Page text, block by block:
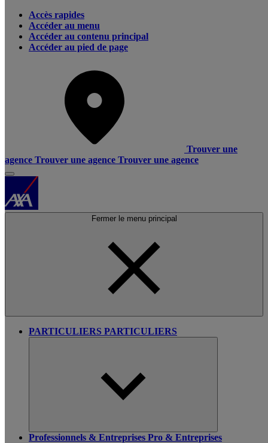
Accès rapides
Accéder au menu
Accéder au contenu principal
Accéder au pied de page
Trouver une
agence Trouver une agence Trouver une agence
Fermer le menu principal
PARTICULIERS PARTICULIERS
Professionnels & Entreprises Pro & Entreprises